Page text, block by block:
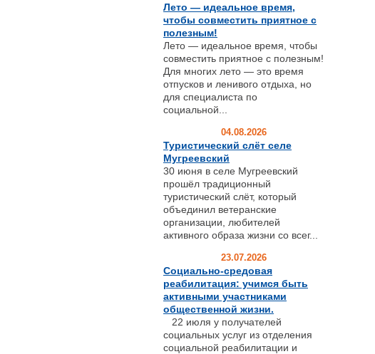
Лето — идеальное время,
чтобы совместить приятное с
полезным!
Лето — идеальное время, чтобы
совместить приятное с полезным!
Для многих лето — это время
отпусков и ленивого отдыха, но
для специалиста по
социальной...
04.08.2026
Туристический слёт селе
Мугреевский
30 июня в селе Мугреевский
прошёл традиционный
туристический слёт, который
объединил ветеранские
организации, любителей
активного образа жизни со всег...
23.07.2026
Социально-средовая
реабилитация: учимся быть
активными участниками
общественной жизни.
22 июля у получателей
социальных услуг из отделения
социальной реабилитации и